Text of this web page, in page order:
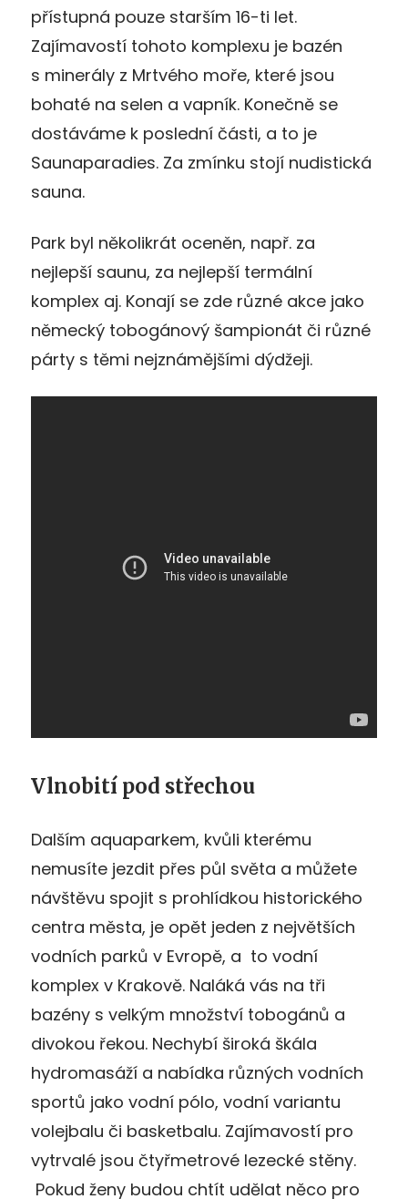
přístupná pouze starším 16-ti let.
Zajímavostí tohoto komplexu je bazén
s minerály z Mrtvého moře, které jsou
bohaté na selen a vapník. Konečně se
dostáváme k poslední části, a to je
Saunaparadies. Za zmínku stojí nudistická
sauna.
Park byl několikrát oceněn, např. za
nejlepší saunu, za nejlepší termální
komplex aj. Konají se zde různé akce jako
německý tobogánový šampionát či různé
párty s těmi nejznámějšími dýdžeji.
Vlnobití pod střechou
Dalším aquaparkem, kvůli kterému
nemusíte jezdit přes půl světa a můžete
návštěvu spojit s prohlídkou historického
centra města, je opět jeden z největších
vodních parků v Evropě, a to vodní
komplex v Krakově. Naláká vás na tři
bazény s velkým množství tobogánů a
divokou řekou. Nechybí široká škála
hydromasáží a nabídka různých vodních
sportů jako vodní pólo, vodní variantu
volejbalu či basketbalu. Zajímavostí pro
vytrvalé jsou čtyřmetrové lezecké stěny.
Pokud ženy budou chtít udělat něco pro